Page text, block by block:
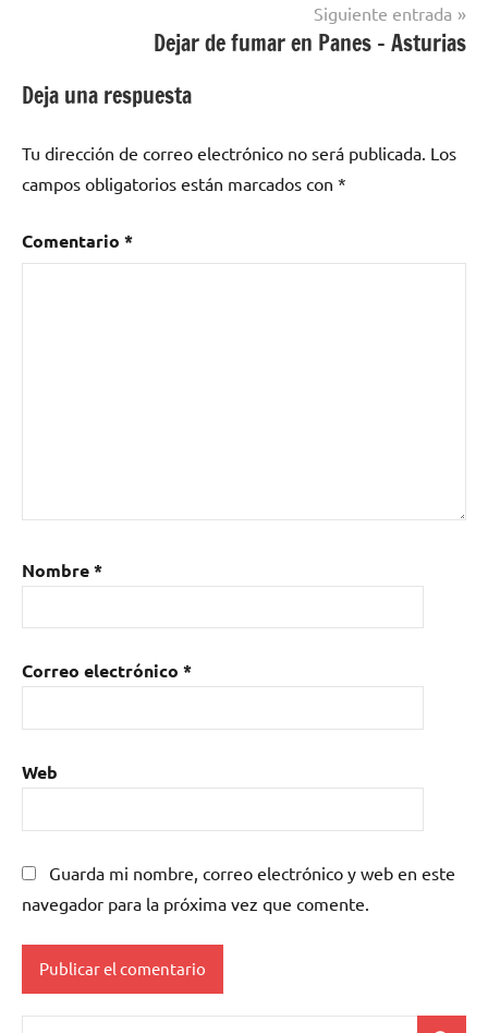
Del´
Ebre
Siguiente entrada
Dejar de fumar en Panes – Asturias
Deja una respuesta
Tu dirección de correo electrónico no será publicada. Los
campos obligatorios están marcados con *
Comentario *
Nombre*
Correo electrónico *
Web
Guarda mi nombre, correo electrónico y web en este
navegador para la próxima vez que comente.